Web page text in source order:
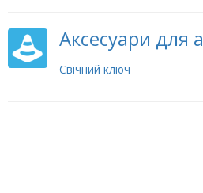
Аксесуари для
Свічний ключ